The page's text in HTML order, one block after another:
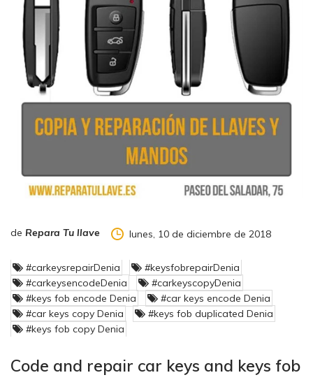
Automatic answer of a message to reception from a
particular question signal. this transponders are using ,
commonly, in aeronautic in pseudo-radar system.
In automotive, transponder is mechanism using for a key
identification or approval, for immovilizer vehicle system,
through radio-frequency signals, it doesn’t use batteries,
directly it feed on antenna that there is in vehicle contact.
Transponder are made of electronic circuit equipped with a
antenna and internal memory, where it writes a code. This
code can be read it or rewrite withot having to mechanical or
electric contact.
de Repara Tu llave lunes, 10 de diciembre de 2018
#carkeysrepairDenia
#keysfobrepairDenia
#carkeysencodeDenia
#carkeyscopyDenia
#keys fob encode Denia
#car keys encode Denia
#car keys copy Denia
#keys fob duplicated Denia
#keys fob copy Denia
Code and repair car keys and keys fob